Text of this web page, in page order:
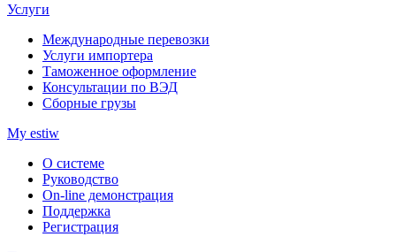
Услуги
Международные перевозки
Услуги импортера
Таможенное оформление
Консультации по ВЭД
Сборные грузы
My estiw
О системе
Руководство
On-line демонстрация
Поддержка
Регистрация